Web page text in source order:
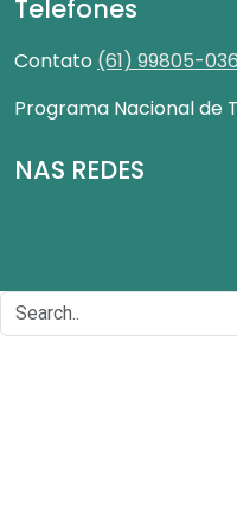
Telefones
Contato (61) 99805-
Programa Nacional de
NAS REDES